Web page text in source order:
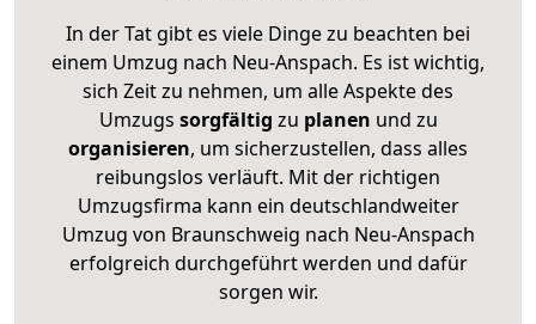
In der Tat gibt es viele Dinge zu beachten bei
einem Umzug nach Neu-Anspach. Es ist wichtig,
sich Zeit zu nehmen, um alle Aspekte des
Umzugs sorgfältig zu planen und zu
organisieren, um sicherzustellen, dass alles
reibungslos verläuft. Mit der richtigen
Umzugsfirma kann ein deutschlandweiter
Umzug von Braunschweig nach Neu-Anspach
erfolgreich durchgeführt werden und dafür
sorgen wir.